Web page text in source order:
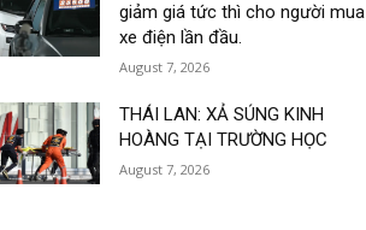
giảm giá tức thì cho người mua
xe điện lần đầu.
August 7, 2026
THÁI LAN: XẢ SÚNG KINH
HOÀNG TẠI TRƯỜNG HỌC
August 7, 2026